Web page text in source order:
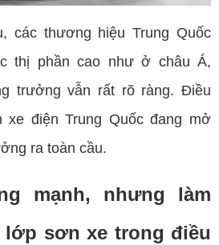
các thương hiệu Trung Quốc
thị phần cao như ở châu Á,
trưởng vẫn rất rõ ràng. Điều
xe điện Trung Quốc đang mở
ra toàn cầu.
mạnh, nhưng làm
lớp sơn xe trong điều